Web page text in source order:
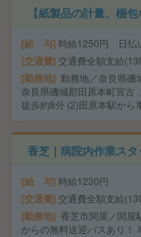
【紙製品の計量、梱
給 与 時給1250円 日払
交通費 交通費全額支給
勤務地 勤務地／奈良県磯
奈良県磯城郡田原本町宮古
徒歩約8分 (2)田原本駅から
香芝｜病院内作業ス
給 与 時給1230円
交通費 交通費全額支給
勤務地 香芝市関屋／関屋
からの無料送迎バスあり！